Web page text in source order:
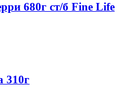
680г ст/б Fine Life
310г